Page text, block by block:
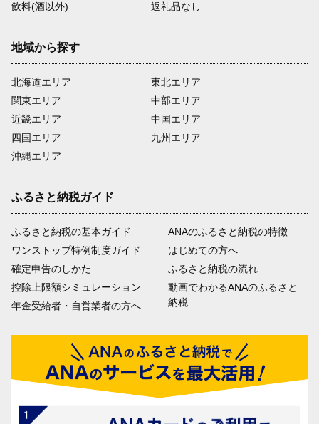
飲料(酒以外)
返礼品なし
地域から探す
北海道エリア
関東エリア
近畿エリア
四国エリア
沖縄エリア
東北エリア
中部エリア
中国エリア
九州エリア
ふるさと納税ガイド
ふるさと納税の基本ガイド
ワンストップ特例制度ガイド
確定申告のしかた
控除上限額シミュレーション
年金受給者・自営業者の方へ
ANAのふるさと納税の特徴
はじめての方へ
ふるさと納税の流れ
動画でわかるANAのふるさと
納税